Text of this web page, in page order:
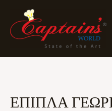
Content
ΕΠΙΠΛΑ
Post